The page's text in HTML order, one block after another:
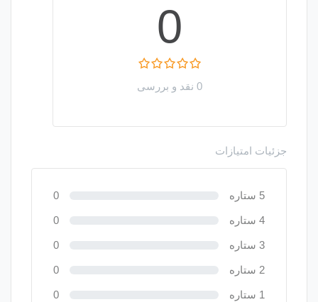
0
0 نقد و بررسی
جزئیات امتیازات
5 ستاره 0
4 ستاره 0
3 ستاره 0
2 ستاره 0
1 ستاره 0